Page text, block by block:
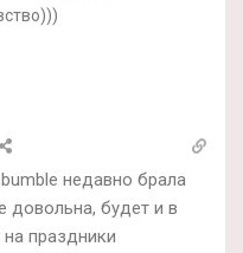
недавно брала
довольна, будет и в
праздники